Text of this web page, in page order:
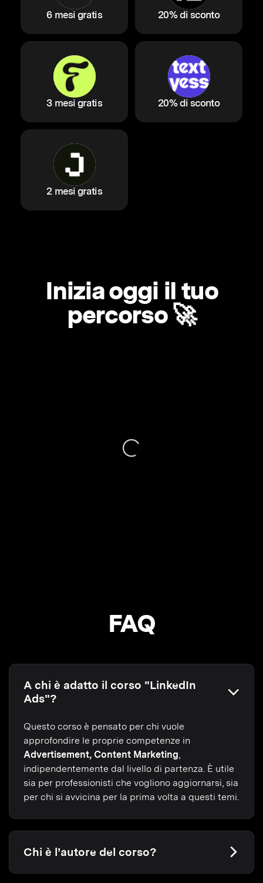
6 mesi gratis 20% di sconto
3 mesi gratis 20% di sconto
2 mesi gratis
Inizia oggi il tuo
percorso 🚀
FAQ
A chi è adatto il corso "LinkedIn
Ads"?
Questo corso è pensato per chi vuole
approfondire le proprie competenze in
Advertisement, Content Marketing
indipendentemente dal livello di partenza. È utile
sia per professionisti che vogliono aggiornarsi, sia
per chi si avvicina per la prima volta a questi temi.
Chi è l’autore del corso?